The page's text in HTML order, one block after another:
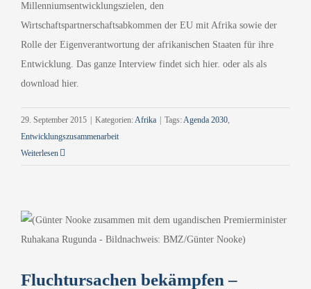
Millenniumsentwicklungszielen, den
Wirtschaftspartnerschaftsabkommen der EU mit Afrika sowie der
Rolle der Eigenverantwortung der afrikanischen Staaten für ihre
Entwicklung. Das ganze Interview findet sich hier. oder als als
download hier.
29. September 2015 Kategorien:Afrika Tags:Agenda 2030,
Entwicklungszusammenarbeit
Weiterlesen
Fluchtursachen bekämpfen –